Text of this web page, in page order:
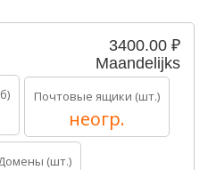
3400.00 ₽
Maandelijks
Почтовые ящики (шт.)
неогр.
(шт.)